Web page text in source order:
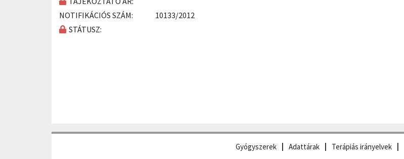
NOTIFIKÁCIÓS SZÁM:
10133/2012
STÁTUSZ:
Gyógyszerek Adattárak Terápiás irányelvek